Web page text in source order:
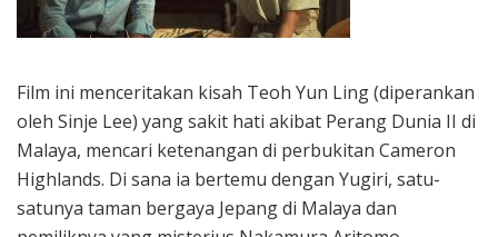
Film ini menceritakan kisah Teoh Yun Ling (diperankan
oleh Sinje Lee) yang sakit hati akibat Perang Dunia II di
Malaya, mencari ketenangan di perbukitan Cameron
Highlands. Di sana ia bertemu dengan Yugiri, satu-
satunya taman bergaya Jepang di Malaya dan